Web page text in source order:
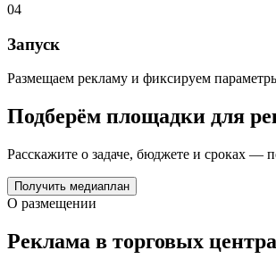
04
Запуск
Размещаем рекламу и фиксируем
Подберём площадки для
Расскажите о задаче, бюджете и сроках —
Получить медиаплан
О размещении
Реклама в торговых